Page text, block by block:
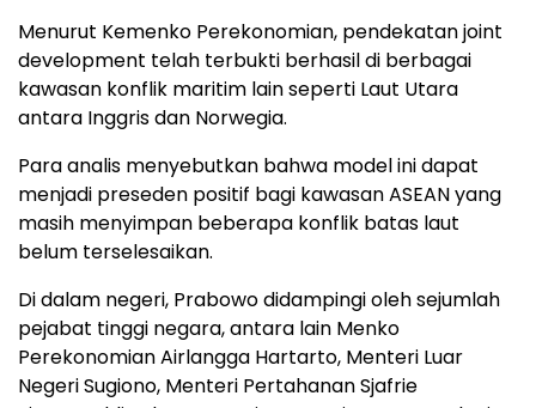
Menurut Kemenko Perekonomian, pendekatan joint
development telah terbukti berhasil di berbagai
kawasan konflik maritim lain seperti Laut Utara
antara Inggris dan Norwegia.
Para analis menyebutkan bahwa model ini dapat
menjadi preseden positif bagi kawasan ASEAN yang
masih menyimpan beberapa konflik batas laut
belum terselesaikan.
Di dalam negeri, Prabowo didampingi oleh sejumlah
pejabat tinggi negara, antara lain Menko
Perekonomian Airlangga Hartarto, Menteri Luar
Negeri Sugiono, Menteri Pertahanan Sjafrie